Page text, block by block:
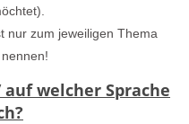
nur zum jeweiligen Thema
welcher Sprache